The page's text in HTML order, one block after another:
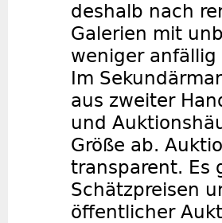
deshalb nach
Galerien mit
weniger anfällig
Im
aus zweiter
und
Größe ab.
transparent. Es
Schätzpreisen
öffentlicher